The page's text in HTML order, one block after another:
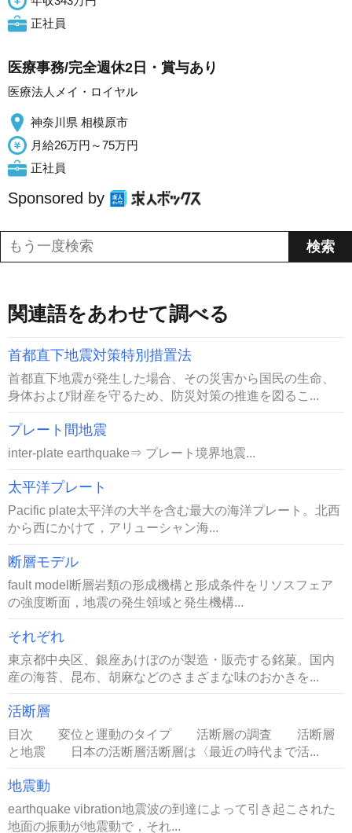
正社員
医療事務/完全週休2日・賞与あり
医療法人メイ・ロイヤル
神奈川県 相模原市
月給26万円～75万円
正社員
Sponsored by
関連語をあわせて調べる
首都直下地震対策特別措置法
首都直下地震が発生した場合、その災害から国民の生命、
身体および財産を守るため、防災対策の推進を図るこ...
プレート間地震
inter-plate earthquake⇒ プレート境界地震...
太平洋プレート
Pacific plate太平洋の大半を含む最大の海洋プレート。北西
から西にかけて，アリューシャン海...
断層モデル
fault model断層岩類の形成機構と形成条件をリソスフェア
の強度断面，地震の発生領域と発生機構...
それぞれ
東京都中央区、銀座あけぼのが製造・販売する銘菓。国内
産の海苔、昆布、胡麻などのさまざまな味のおかきを...
活断層
目次 変位と運動のタイプ 活断層の調査 活断層
と地震 日本の活断層活断層は〈最近の時代まで活...
地震動
earthquake vibration地震波の到達によって引き起こされた
地面の振動が地震動で，それ...